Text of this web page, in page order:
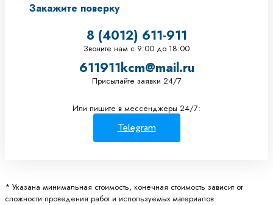
Закажите поверку
8 (4012) 611-911
Звоните нам c 9:00 до 18:00
611911kcm@mail.ru
Присылайте заявки 24/7
Или пишите в мессенджеры 24/7:
Telegram
* Указана минимальная стоимость, конечная стоимость зависит от
сложности проведения работ и используемых материалов.